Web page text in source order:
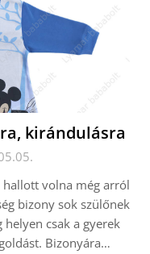
kirándulásra
hallott volna még arról
bizony sok szülőnek
helyen csak a gyerek
Bizonyára…